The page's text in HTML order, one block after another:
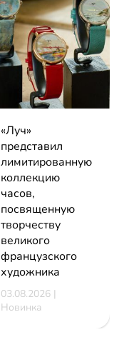
«Луч»
представил
лимитированную
коллекцию
часов,
посвященную
творчеству
великого
французского
художника
03.08.2026 |
Новинка